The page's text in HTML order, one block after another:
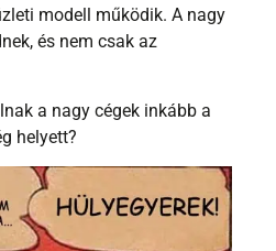
modell működik. A nagy
és nem csak az
a nagy cégek inkább a
helyett?